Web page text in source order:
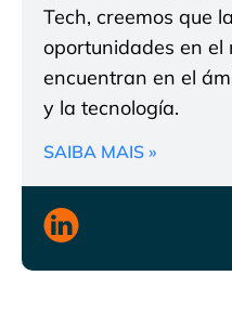
Tech, creemos que
oportunidades en el
encuentran en el
y la tecnología.
SAIBA MAIS »